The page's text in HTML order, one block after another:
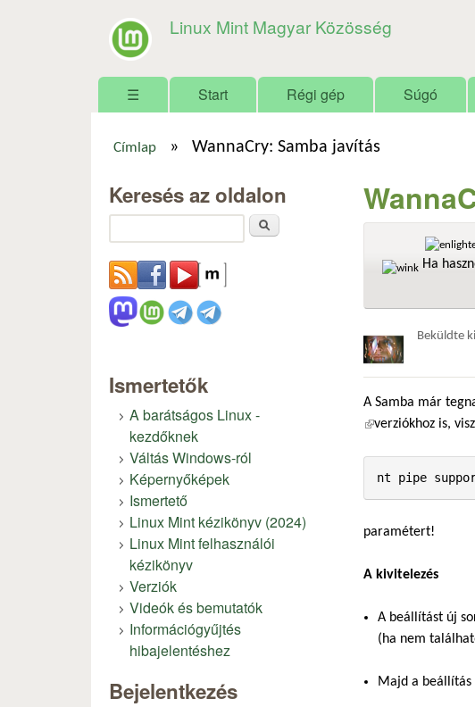
Linux Mint Magyar Közösség
Főmenü
☰ Start Régi gép Súgó
Címlap » WannaCry: Samba javítás
Ha
Beküldte
A Samba már
(külső hivatkozás)
verziókhoz is,
paramétert!
A kivitelezés
A beállítást új
(ha nem
Majd a
Keresés az oldalon
Ismertetők
A barátságos Linux -
kezdőknek
Váltás Windows-ról
Képernyőképek
Ismertető
Linux Mint kézikönyv (2024)
Linux Mint felhasználói
kézikönyv
Verziók
Videók és bemutatók
Információgyűjtés
hibajelentéshez
Bejelentkezés